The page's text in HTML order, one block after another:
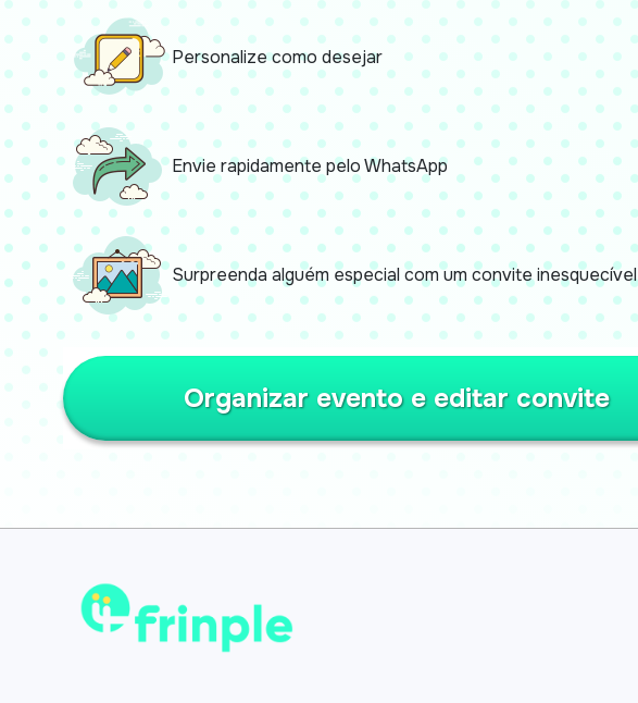
Personalize como desejar
Envie rapidamente pelo WhatsApp
Surpreenda alguém especial com um convite inesquecível
Organizar evento e editar convite